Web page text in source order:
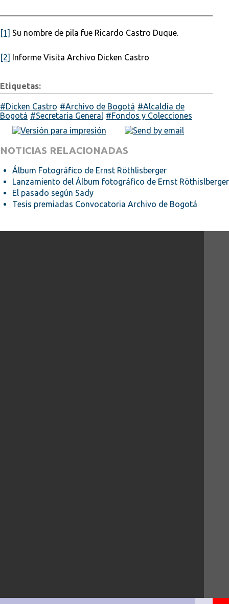
[1] Su nombre de pila fue Ricardo Castro Duque.
[2] Informe Visita Archivo Dicken Castro
Etiquetas:
Dicken Castro Archivo de Bogotá
Alcaldía de
Bogotá
Secretaria General Fondos y Colecciones
NOTICIAS RELACIONADAS
Álbum Fotográfico de Ernst Röthlisberger
Lanzamiento del Álbum fotográfico de Ernst Röthislberger
El pasado según Sady
Tesis premiadas Convocatoria Archivo de Bogotá